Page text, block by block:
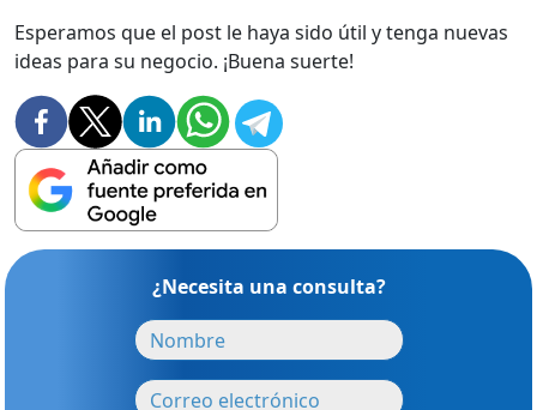
Esperamos que el post le haya sido útil y tenga nuevas
ideas para su negocio. ¡Buena suerte!
¿Necesita una consulta?